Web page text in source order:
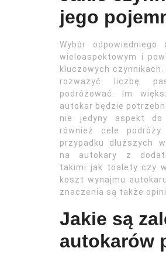
jego
Wybór
wieloaspektowym i
kluczowych
rozważyć liczbę
podróżować. Im
autokar będzie
nie jedyny aspekt do
również cele
przypadku dłuższych
na autokary z
takimi jak toalety czy
koszt wynajmu
znaczenia są także
Jakie są
autokarów